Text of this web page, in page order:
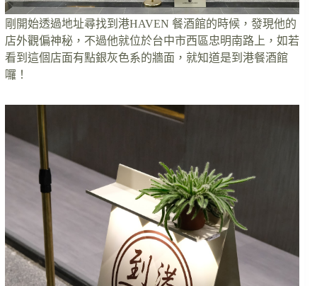
剛開始透過地址尋找到港HAVEN 餐酒館的時候，發現他的
店外觀偏神秘，不過他就位於台中市西區忠明南路上，如若
看到這個店面有點銀灰色系的牆面，就知道是到港餐酒館
囉！